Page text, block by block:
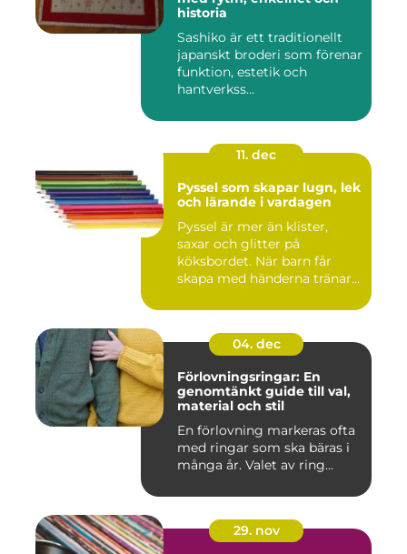
historia
Sashiko är ett traditionellt
japanskt broderi som förenar
funktion, estetik och
hantverkss...
11. dec
Pyssel som skapar lugn, lek
och lärande i vardagen
Pyssel är mer än klister,
saxar och glitter på
köksbordet. När barn får
skapa med händerna tränar
04. dec
Förlovningsringar: En
genomtänkt guide till val,
material och stil
En förlovning markeras ofta
med ringar som ska bäras i
många år. Valet av ring...
29. nov